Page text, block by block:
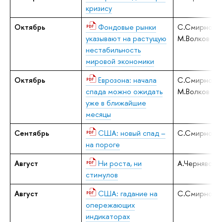
кризису
Октябрь
Фондовые рынки
указывают на растущую
нестабильность
мировой экономики
С.Смирнов,
М.Волков
Октябрь
Еврозона: начала
спада можно ожидать
уже в ближайшие
месяцы
С.Смирнов,
М.Волков
Сентябрь
США: новый спад –
на пороге
С.Смирнов
Август
Ни роста, ни
стимулов
Август
США: гадание на
опережающих
индикаторах
С.Смирнов